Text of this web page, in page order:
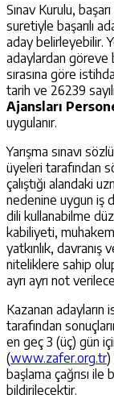
Sınav Kurulu,
suretiyle başarılı
aday belirleyebilir.
adaylardan göreve
sırasına göre
tarih ve 26239
Ajansları
uygulanır.
Yarışma sınavı
üyeleri tarafından
çalıştığı alandaki
nedenine uygun iş
dili kullanabilme
kabiliyeti,
yatkınlık,
niteliklere sahip
ayrı ayrı not
Kazanan adayların
tarafından
en geç 3 (üç) gün
(www.zafer.org.tr)
başlama çağrısı ile
bildirilecektir.